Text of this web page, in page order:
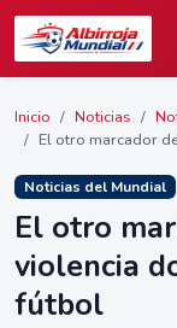
Inicio Noticias
El otro marcador
Noticias del Mundial
El otro
violencia
fútbol